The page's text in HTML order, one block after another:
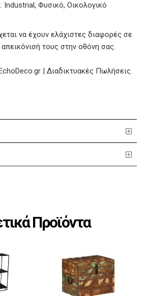
Industrial, Φυσικό, Οικολογικό
να έχουν ελάχιστες διαφορές σε
τους στην οθόνη σας.
| Διαδικτυακές Πωλήσεις.
Προϊόντα